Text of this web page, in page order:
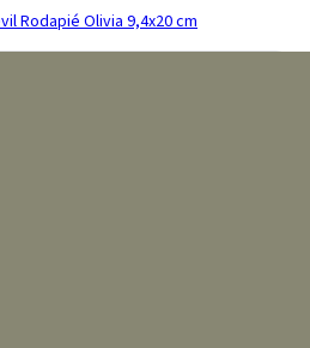
Rodapié Olivia 9,4x20 cm